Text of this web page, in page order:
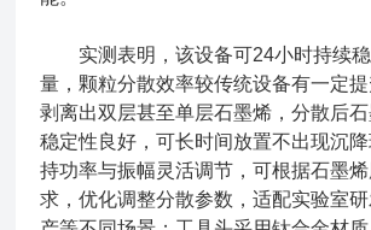
实测表明，该设备可24小时持续稳
量，颗粒分散效率较传统设备有一定
剥离出双层甚至单层石墨烯，分散后
稳定性良好，可长时间放置不出现沉
持功率与振幅灵活调节，可根据石墨
求，优化调整分散参数，适配实验室